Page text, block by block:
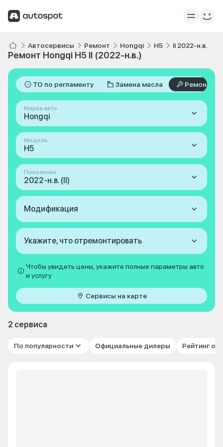
Автосервисы Ремонт Hongqi H5 II 2022-н.в.
Ремонт Hongqi H5 II (2022-н.в.)
ТО по регламенту Замена масла Ремонт
Марка авто
Hongqi
Модель
H5
Поколение
2022-н.в. (II)
Модификация
Укажите, что отремонтировать
Чтобы увидеть цены, укажите полные параметры авто
и услугу
Сервисы на карте
2 сервиса
По популярности Официальные дилеры Рейтинг